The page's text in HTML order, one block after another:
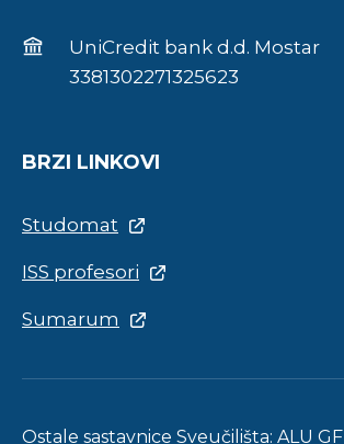
UniCredit bank d.d. Mostar
3381302271325623
BRZI LINKOVI
Studomat
ISS profesori
Sumarum
Ostale sastavnice Sveučilišta: ALU GF